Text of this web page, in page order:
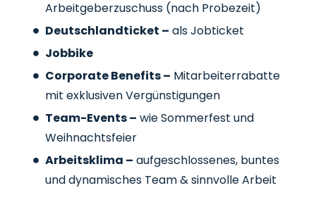
Arbeitgeberzuschuss (nach Probezeit)
Deutschlandticket – als Jobticket
Jobbike
Corporate Benefits – Mitarbeiterrabatte
mit exklusiven Vergünstigungen
Team-Events – wie Sommerfest und
Weihnachtsfeier
Arbeitsklima – aufgeschlossenes, buntes
und dynamisches Team & sinnvolle Arbeit